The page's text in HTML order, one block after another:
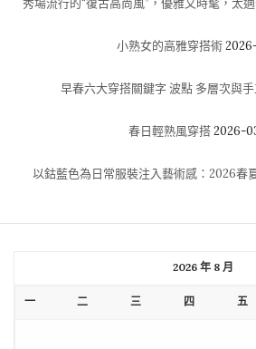
秀場流行的“復古高尚風”，優雅又時髦，太適
小熟女的高雅穿搭術
早春六大穿搭關鍵字 波點 多層次與
春日輕熟風穿搭 2026-
以鈷藍色為日常服裝注入藝術感：2026春
2026 年 8 月
一 二 三 四 五